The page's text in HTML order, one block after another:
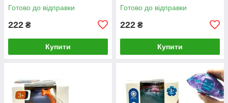
Готово до відправки
222 ₴
Купити
Готово до відправки
222 ₴
Купити